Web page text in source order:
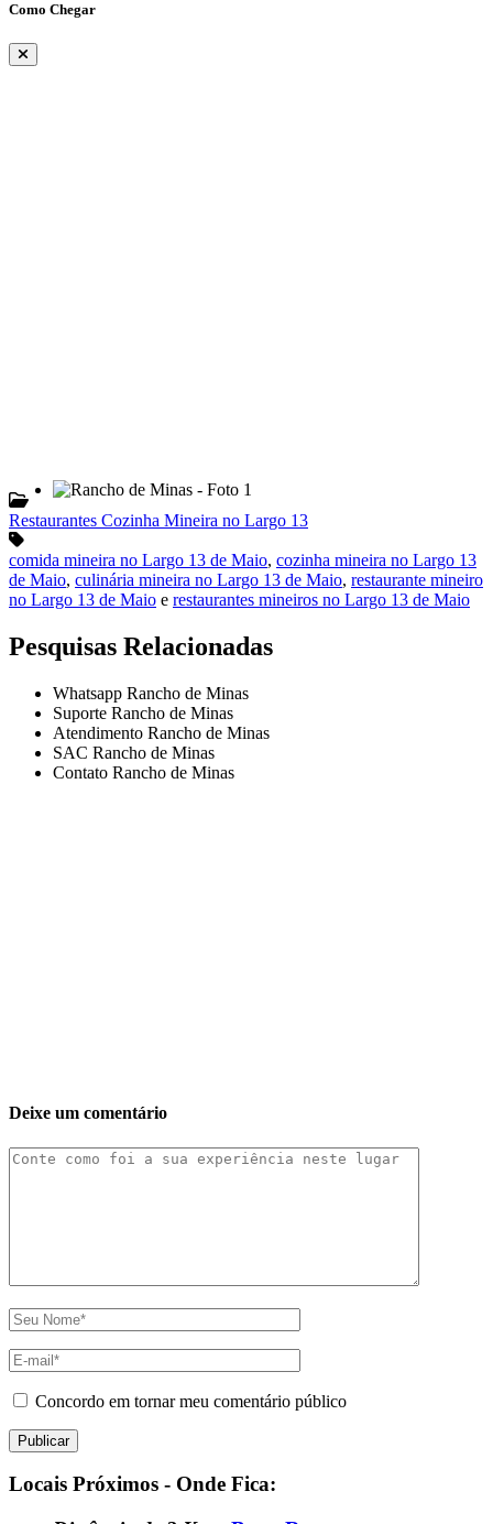
Como Chegar
Restaurantes Cozinha Mineira no Largo 13
comida mineira no Largo 13 de Maio, cozinha mineira no Largo 13
de Maio, culinária mineira no Largo 13 de Maio, restaurante mineiro
no Largo 13 de Maio e restaurantes mineiros no Largo 13 de Maio
Pesquisas Relacionadas
Whatsapp Rancho de Minas
Suporte Rancho de Minas
Atendimento Rancho de Minas
SAC Rancho de Minas
Contato Rancho de Minas
Deixe um comentário
Concordo em tornar meu comentário público
Locais Próximos - Onde Fica: